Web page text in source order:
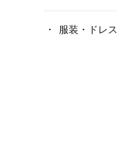
服装・ドレス